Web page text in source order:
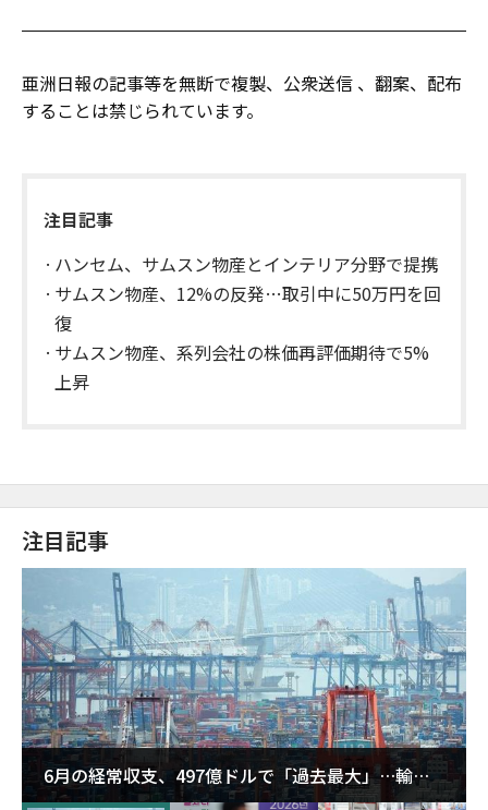
亜洲日報の記事等を無断で複製、公衆送信 、翻案、配布
することは禁じられています。
注目記事
ハンセム、サムスン物産とインテリア分野で提携
サムスン物産、12%の反発…取引中に50万円を回
復
サムスン物産、系列会社の株価再評価期待で5%
上昇
注目記事
6月の経常収支、497億ドルで「過去最大」…輸出